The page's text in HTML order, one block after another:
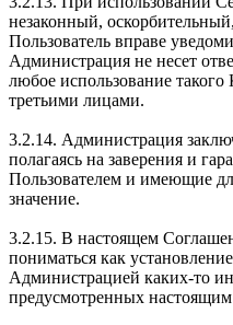
незаконный,
Пользователь вправе
Администрация не несет
любое использование
третьими лицами.
3.2.14. Администрация
полагаясь на заверения и
Пользователем и имеющие
значение.
3.2.15. В настоящем
пониматься как
Администрацией каких-то
предусмотренных